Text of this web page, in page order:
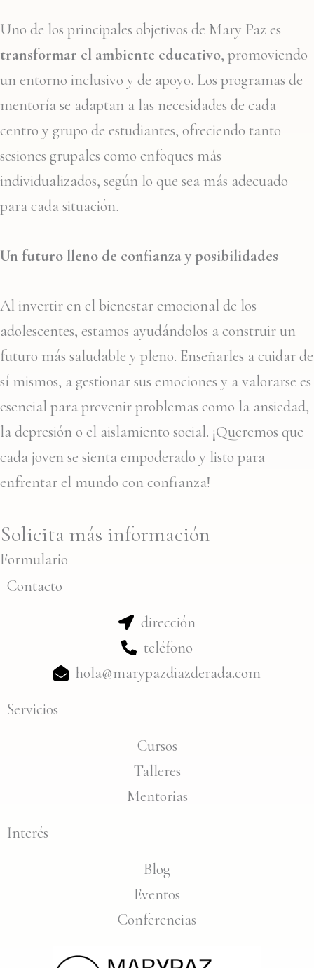
Uno de los principales objetivos de Mary Paz es
transformar el ambiente educativo, promoviendo
un entorno inclusivo y de apoyo. Los programas de
mentoría se adaptan a las necesidades de cada
centro y grupo de estudiantes, ofreciendo tanto
sesiones grupales como enfoques más
individualizados, según lo que sea más adecuado
para cada situación.
Un futuro lleno de confianza y posibilidades
Al invertir en el bienestar emocional de los
adolescentes, estamos ayudándolos a construir un
futuro más saludable y pleno. Enseñarles a cuidar de
sí mismos, a gestionar sus emociones y a valorarse es
esencial para prevenir problemas como la ansiedad,
la depresión o el aislamiento social. ¡Queremos que
cada joven se sienta empoderado y listo para
enfrentar el mundo con confianza!
Solicita más información
Formulario
Contacto
dirección
teléfono
hola@marypazdiazderada.com
Servicios
Cursos
Talleres
Mentorias
Interés
Blog
Eventos
Conferencias